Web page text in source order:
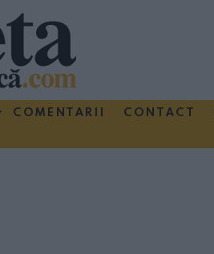
COMENTARII CONTACT